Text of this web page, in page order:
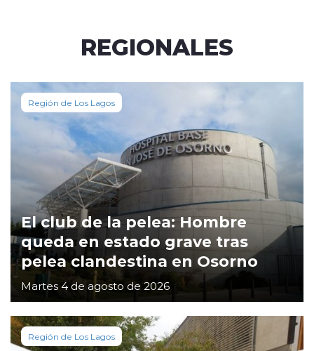
REGIONALES
Región de Los Lagos
El club de la pelea: Hombre
queda en estado grave tras
pelea clandestina en Osorno
Martes 4 de agosto de 2026
Región de Los Lagos